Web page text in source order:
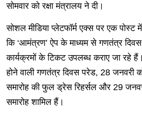
सोमवार को रक्षा मंत्रालय ने दी।
सोशल मीडिया प्लेटफॉर्म एक्स पर एक पोस्ट में
कि ‘आमंत्रण’ ऐप के माध्यम से गणतंत्र
कार्यक्रमों के टिकट उपलब्ध कराए जा रहे
होने वाली गणतंत्र दिवस परेड, 28 जनवरी
समारोह की फुल ड्रेस रिहर्सल और 29
समारोह शामिल हैं।